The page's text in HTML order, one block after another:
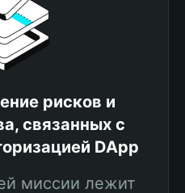
рисков и
связанных с
DApp
миссии лежит